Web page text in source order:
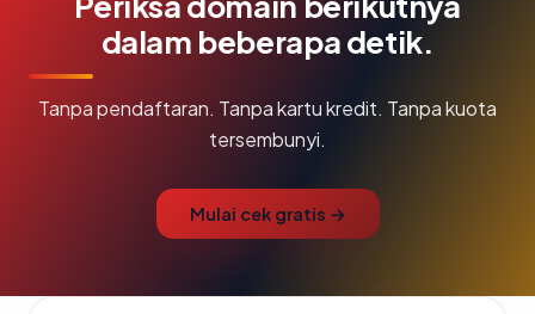
dalam beberapa detik.
Tanpa pendaftaran. Tanpa kartu kredit. Tanpa kuota
tersembunyi.
Mulai cek gratis →